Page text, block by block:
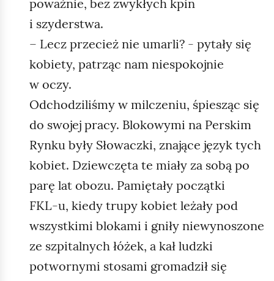
poważnie, bez zwykłych kpin
i szyderstwa.
– Lecz przecież nie umarli? - pytały się
kobiety, patrząc nam niespokojnie
w oczy.
Odchodziliśmy w milczeniu, śpiesząc się
do swojej pracy. Blokowymi na Perskim
Rynku były Słowaczki, znające język tych
kobiet. Dziewczęta te miały za sobą po
parę lat obozu. Pamiętały początki
FKL‑u, kiedy trupy kobiet leżały pod
wszystkimi blokami i gniły niewynoszone
ze szpitalnych łóżek, a kał ludzki
potwornymi stosami gromadził się